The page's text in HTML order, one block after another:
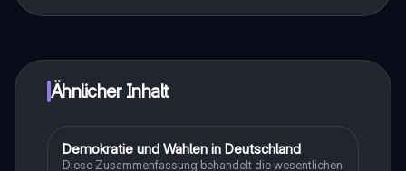
Ähnlicher Inhalt
Wirtschaft und Recht
Demokratie und Wahlen in Deutschland
Diese Zusammenfassung behandelt die wesentlichen